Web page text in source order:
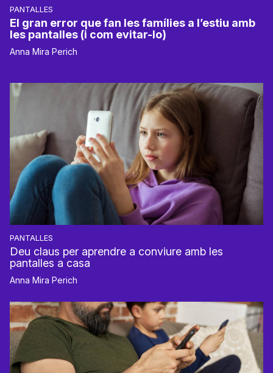
PANTALLES
El gran error que fan les famílies a l’estiu amb
les pantalles (i com evitar-lo)
Anna Mira Perich
PANTALLES
Deu claus per aprendre a conviure amb les
pantalles a casa
Anna Mira Perich